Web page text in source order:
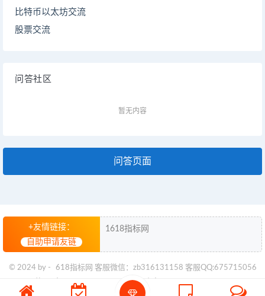
比特币以太坊交流
股票交流
问答社区
暂无内容
问答页面
+友情链接：
自助申请友链
1618指标网
© 2024 by - 618指标网 客服微信：zb316131158 客服QQ:675715056
苏ICP备2024094960号
苏公网安备32028102003527号